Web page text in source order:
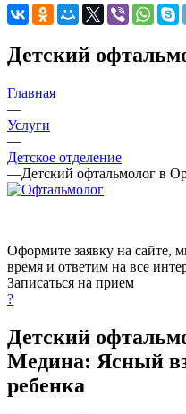
Детский
Главная
—
Услуги
—
Детское отделение
—Детский офтальмолог в
Оформите заявку на сайте,
время и ответим на все
Записаться на прием
?
Детский
Медина: Ясный
ребенка